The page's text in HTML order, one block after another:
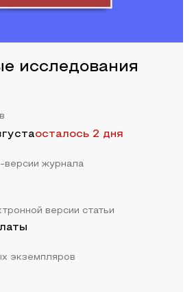
исследования
осталось 2 дня
журнала
версии статьи
экземпляров